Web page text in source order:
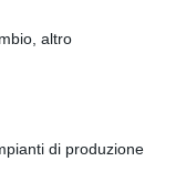
altro
di produzione